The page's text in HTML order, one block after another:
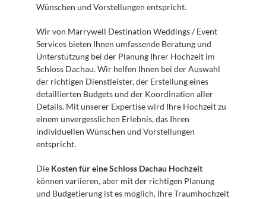
Wünschen und Vorstellungen entspricht.
Wir von Marrywell Destination Weddings / Event
Services bieten Ihnen umfassende Beratung und
Unterstützung bei der Planung Ihrer Hochzeit im
Schloss Dachau. Wir helfen Ihnen bei der Auswahl
der richtigen Dienstleister, der Erstellung eines
detaillierten Budgets und der Koordination aller
Details. Mit unserer Expertise wird Ihre Hochzeit zu
einem unvergesslichen Erlebnis, das Ihren
individuellen Wünschen und Vorstellungen
entspricht.
Die Kosten für eine Schloss Dachau Hochzeit
können variieren, aber mit der richtigen Planung
und Budgetierung ist es möglich, Ihre Traumhochzeit